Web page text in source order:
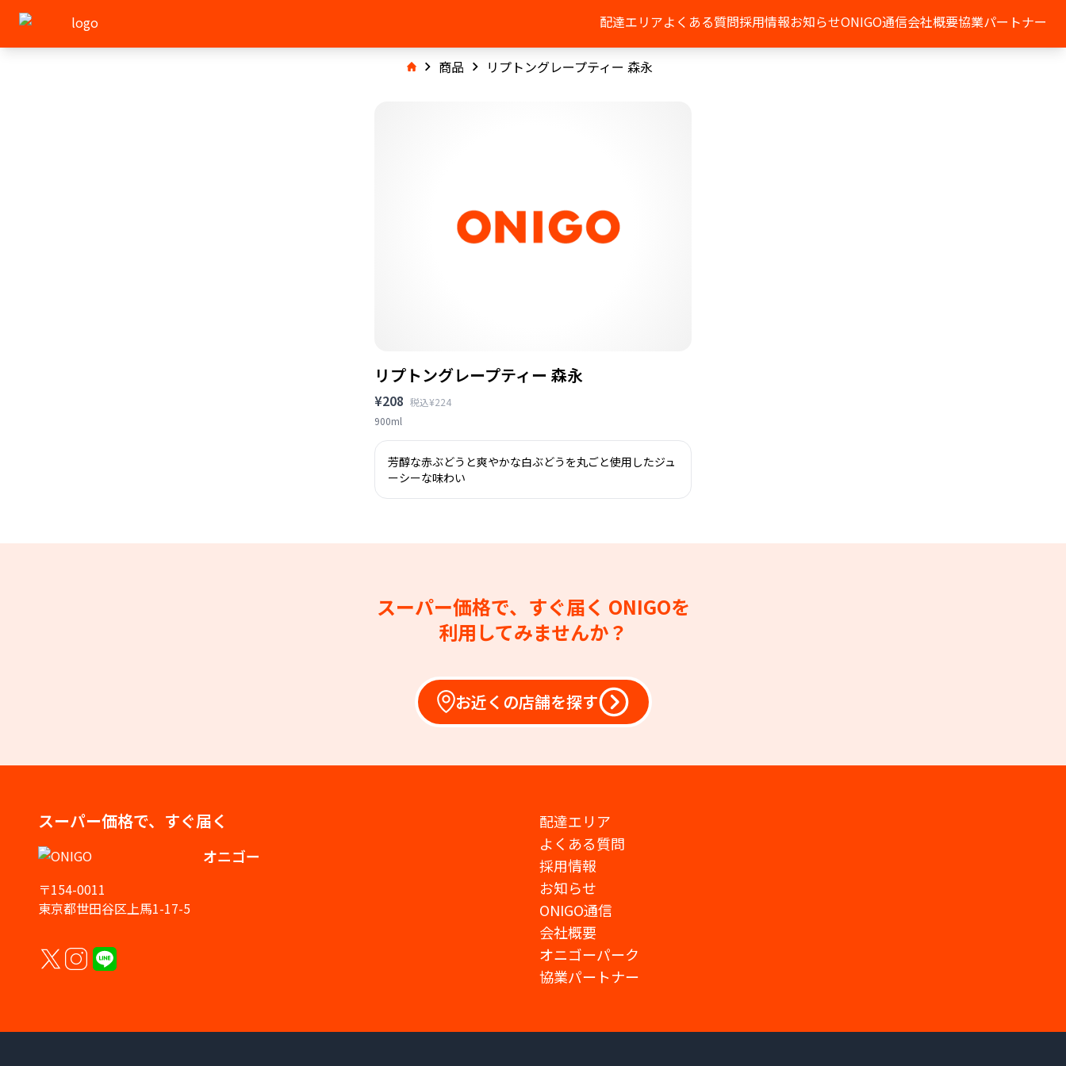
配達エリアよくある質問採用情報お知らせONIGO通信会社概要協業パートナー
商品 リプトングレープティー 森永
リプトングレープティー 森永
¥208 税込¥224
900ml
芳醇な赤ぶどうと爽やかな白ぶどうを丸ごと使用したジュ
ーシーな味わい
スーパー価格で、すぐ届く ONIGOを
利用してみませんか？
お近くの店舗を探す
スーパー価格で、すぐ届く
オニゴー
〒154-0011
東京都世田谷区上馬1-17-5
配達エリア
よくある質問
採用情報
お知らせ
ONIGO通信
会社概要
オニゴーパーク
協業パートナー